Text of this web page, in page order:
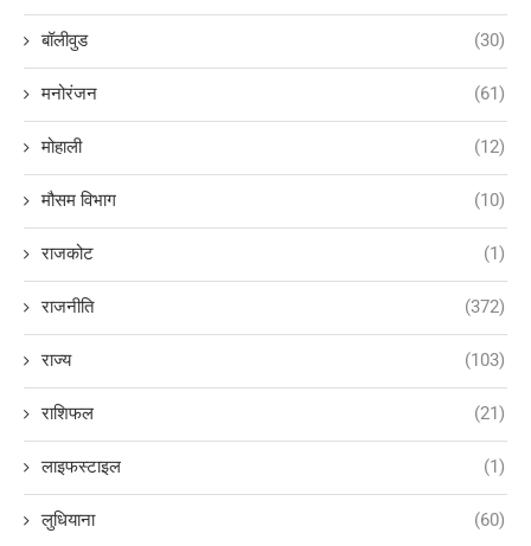
बॉलीवुड (30)
मनोरंजन (61)
मोहाली (12)
मौसम विभाग (10)
राजकोट (1)
राजनीति (372)
राज्य (103)
राशिफल (21)
लाइफस्टाइल (1)
लुधियाना (60)